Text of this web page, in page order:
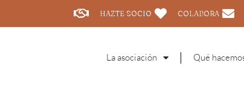
HAZTE SOCIO COLABORA
La asociación Qué